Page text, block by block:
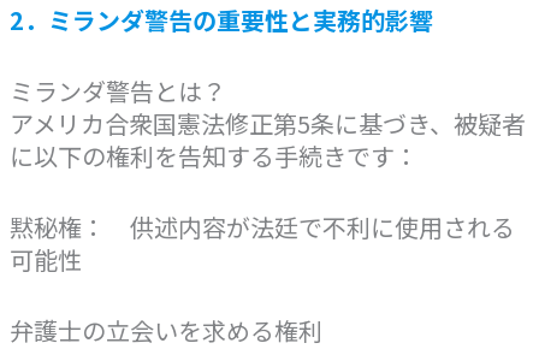
2．ミランダ警告の重要性と実務的影響
ミランダ警告とは？
アメリカ合衆国憲法修正第5条に基づき、被疑者
に以下の権利を告知する手続きです：
黙秘権： 供述内容が法廷で不利に使用される
可能性
弁護士の立会いを求める権利